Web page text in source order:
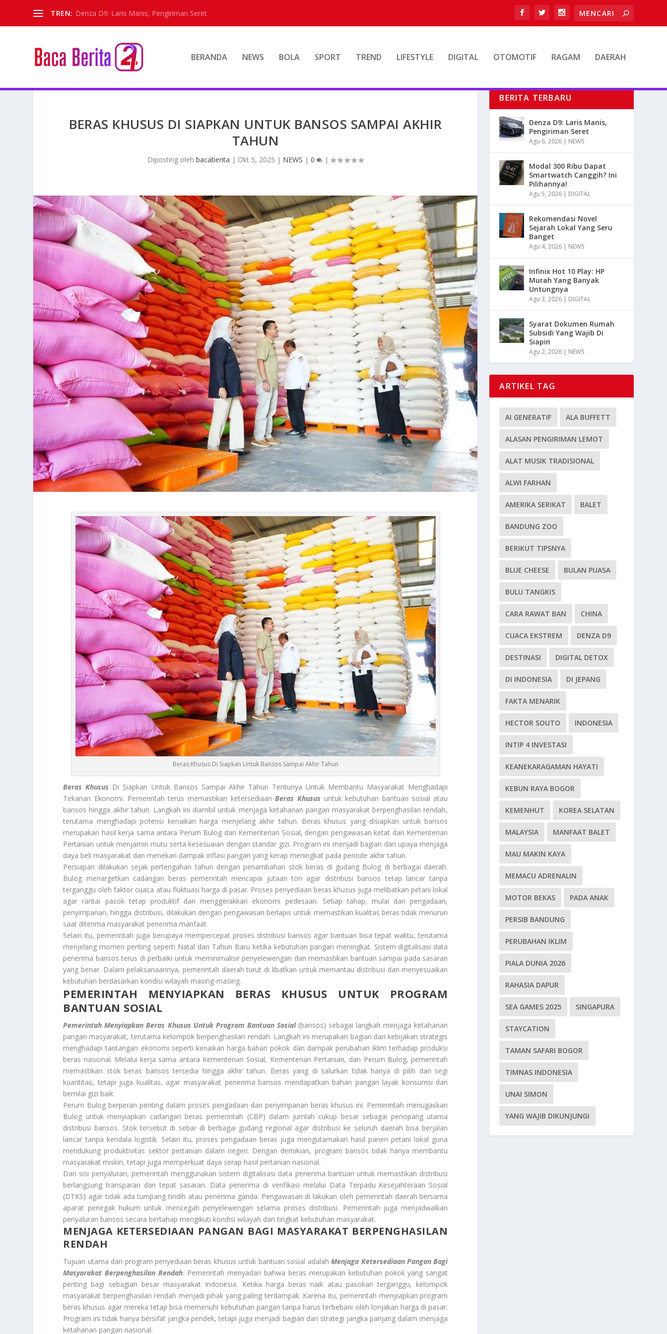
TREN: Denza D9: Laris Manis, Pengiriman Seret
BERANDA NEWS BOLA SPORT TREND LIFESTYLE DIGITAL OTOMOTIF RAGAM DAERAH
BERAS KHUSUS DI SIAPKAN UNTUK BANSOS SAMPAI AKHIR
TAHUN
Diposting olehbacaberita | Okt 5, 2025 | NEWS |0 |
Beras Khusus Di Siapkan Untuk Bansos Sampai Akhir Tahun
Beras Khusus Di Siapkan Untuk Bansos Sampai Akhir Tahun Tentunya Untuk Membantu Masyarakat Menghadapi
Tekanan Ekonomi. Pemerintah terus memastikan ketersediaanBeras Khusus untuk kebutuhan bantuan sosial atau
bansos hingga akhir tahun. Langkah ini diambil untuk menjaga ketahanan pangan masyarakat berpenghasilan rendah,
terutama menghadapi potensi kenaikan harga menjelang akhir tahun. Beras khusus yang disiapkan untuk bansos
merupakan hasil kerja sama antara Perum Bulog dan Kementerian Sosial, dengan pengawasan ketat dari Kementerian
Pertanian untuk menjamin mutu serta kesesuaian dengan standar gizi. Program ini menjadi bagian dari upaya menjaga
daya beli masyarakat dan menekan dampak inflasi pangan yang kerap meningkat pada periode akhir tahun.
Persiapan dilakukan sejak pertengahan tahun dengan penambahan stok beras di gudang Bulog di berbagai daerah.
Bulog menargetkan cadangan beras pemerintah mencapai jutaan ton agar distribusi bansos tetap lancar tanpa
terganggu oleh faktor cuaca atau fluktuasi harga di pasar. Proses penyediaan beras khusus juga melibatkan petani lokal
agar rantai pasok tetap produktif dan menggerakkan ekonomi pedesaan. Setiap tahap, mulai dari pengadaan,
penyimpanan, hingga distribusi, dilakukan dengan pengawasan berlapis untuk memastikan kualitas beras tidak menurun
saat diterima masyarakat penerima manfaat.
Selain itu, pemerintah juga berupaya mempercepat proses distribusi bansos agar bantuan bisa tepat waktu, terutama
menjelang momen penting seperti Natal dan Tahun Baru ketika kebutuhan pangan meningkat. Sistem digitalisasi data
penerima bansos terus di perbaiki untuk meminimalisir penyelewengan dan memastikan bantuan sampai pada sasaran
yang benar. Dalam pelaksanaannya, pemerintah daerah turut di libatkan untuk memantau distribusi dan menyesuaikan
kebutuhan berdasarkan kondisi wilayah masing-masing.
PEMERINTAH MENYIAPKAN BERAS KHUSUS UNTUK PROGRAM
BANTUAN SOSIAL
Pemerintah Menyiapkan Beras Khusus Untuk Program Bantuan Sosial(bansos) sebagai langkah menjaga ketahanan
pangan masyarakat, terutama kelompok berpenghasilan rendah. Langkah ini merupakan bagian dari kebijakan strategis
menghadapi tantangan ekonomi seperti kenaikan harga bahan pokok dan dampak perubahan iklim terhadap produksi
beras nasional. Melalui kerja sama antara Kementerian Sosial, Kementerian Pertanian, dan Perum Bulog, pemerintah
memastikan stok beras bansos tersedia hingga akhir tahun. Beras yang di salurkan tidak hanya di pilih dari segi
kuantitas, tetapi juga kualitas, agar masyarakat penerima bansos mendapatkan bahan pangan layak konsumsi dan
bernilai gizi baik.
Perum Bulog berperan penting dalam proses pengadaan dan penyimpanan beras khusus ini. Pemerintah menugaskan
Bulog untuk menyiapkan cadangan beras pemerintah (CBP) dalam jumlah cukup besar sebagai penopang utama
distribusi bansos. Stok tersebut di sebar di berbagai gudang regional agar distribusi ke seluruh daerah bisa berjalan
lancar tanpa kendala logistik. Selain itu, proses pengadaan beras juga mengutamakan hasil panen petani lokal guna
mendukung produktivitas sektor pertanian dalam negeri. Dengan demikian, program bansos tidak hanya membantu
masyarakat miskin, tetapi juga memperkuat daya serap hasil pertanian nasional.
Dari sisi penyaluran, pemerintah menggunakan sistem digitalisasi data penerima bantuan untuk memastikan distribusi
berlangsung transparan dan tepat sasaran. Data penerima di verifikasi melalui Data Terpadu Kesejahteraan Sosial
(DTKS) agar tidak ada tumpang tindih atau penerima ganda. Pengawasan di lakukan oleh pemerintah daerah bersama
aparat penegak hukum untuk mencegah penyelewengan selama proses distribusi. Pemerintah juga menjadwalkan
penyaluran bansos secara bertahap mengikuti kondisi wilayah dan tingkat kebutuhan masyarakat.
MENJAGA KETERSEDIAAN PANGAN BAGI MASYARAKAT BERPENGHASILAN
RENDAH
Tujuan utama dari program penyediaan beras khusus untuk bantuan sosial adalahMenjaga Ketersediaan Pangan Bagi
Masyarakat Berpenghasilan Rendah. Pemerintah menyadari bahwa beras merupakan kebutuhan pokok yang sangat
penting bagi sebagian besar masyarakat Indonesia. Ketika harga beras naik atau pasokan terganggu, kelompok
masyarakat berpenghasilan rendah menjadi pihak yang paling terdampak. Karena itu, pemerintah menyiapkan program
beras khusus agar mereka tetap bisa memenuhi kebutuhan pangan tanpa harus terbebani oleh lonjakan harga di pasar.
Program ini tidak hanya bersifat jangka pendek, tetapi juga menjadi bagian dari strategi jangka panjang dalam menjaga
ketahanan pangan nasional.
BERITA TERBARU
Denza D9: Laris Manis,
Pengiriman Seret
Agu 6, 2026 | NEWS
Modal 300 Ribu Dapat
Smartwatch Canggih? Ini
Pilihannya!
Agu 5, 2026 | DIGITAL
Rekomendasi Novel
Sejarah Lokal Yang Seru
Banget
Agu 4, 2026 | NEWS
Infinix Hot 10 Play: HP
Murah Yang Banyak
Untungnya
Agu 3, 2026 | DIGITAL
Syarat Dokumen Rumah
Subsidi Yang Wajib Di
Siapin
Agu 2, 2026 | NEWS
ARTIKEL TAG
AI GENERATIF ALA BUFFETT
ALASAN PENGIRIMAN LEMOT
ALAT MUSIK TRADISIONAL
ALWI FARHAN
AMERIKA SERIKAT BALET
BANDUNG ZOO
BERIKUT TIPSNYA
BLUE CHEESE BULAN PUASA
BULU TANGKIS
CARA RAWAT BAN CHINA
CUACA EKSTREM DENZA D9
DESTINASI DIGITAL DETOX
DI INDONESIA DI JEPANG
FAKTA MENARIK
HECTOR SOUTO INDONESIA
INTIP 4 INVESTASI
KEANEKARAGAMAN HAYATI
KEBUN RAYA BOGOR
KEMENHUT KOREA SELATAN
MALAYSIA MANFAAT BALET
MAU MAKIN KAYA
MEMACU ADRENALIN
MOTOR BEKAS PADA ANAK
PERSIB BANDUNG
PERUBAHAN IKLIM
PIALA DUNIA 2026
RAHASIA DAPUR
SEA GAMES 2025 SINGAPURA
STAYCATION
TAMAN SAFARI BOGOR
TIMNAS INDONESIA
UNAI SIMON
YANG WAJIB DIKUNJUNGI